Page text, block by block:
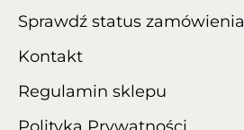
Sprawdź status zamówienia
Kontakt
Regulamin sklepu